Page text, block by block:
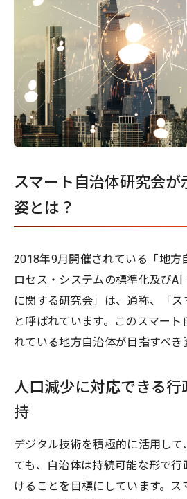
スマート自治体研究会が
姿とは？
2018年9月開催されている「地方
ロセス・システムの標準化及び
に関する研究会」は、通称、「ス
と呼ばれています。このスマー
れている地方自治体が目指すべき
人口減少に対応できる行
持
デジタル技術を積極的に活用し
ても、自治体は持続可能な形で
けることを目標にしています。